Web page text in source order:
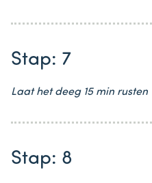
Stap: 7
Laat het deeg 15 min rusten
Stap: 8